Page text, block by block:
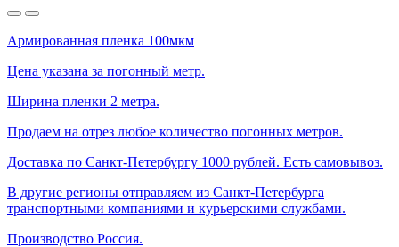
Армированная пленка 100мкм
Цена указана за погонный метр.
Ширина пленки 2 метра.
Продаем на отрез любое количество погонных метров.
Доставка по Санкт-Петербургу 1000 рублей. Есть самовывоз.
В другие регионы отправляем из Санкт-Петербурга
транспортными компаниями и курьерскими службами.
Производство Россия.